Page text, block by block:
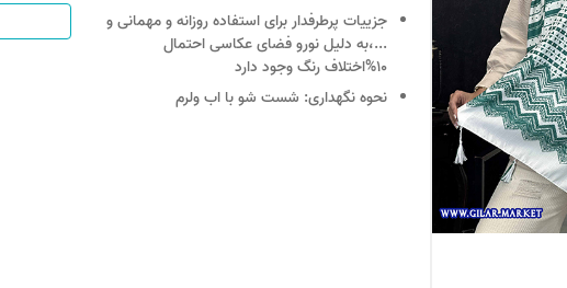
جزییات پرطرفدار برای استفاده روزانه و مهمانی و
...،به دلیل نورو فضای عکاسی احتمال
10%اختلاف رنگ وجود دارد
نحوه نگهداری: شست شو با اب ولرم